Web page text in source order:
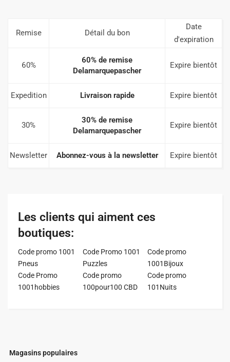
Magasins populaires
Remise Détail du bon
Date
d'expiration
60%
60% de remise
Delamarquepascher
Expire bientôt
Expedition Livraison rapide Expire bientôt
30%
30% de remise
Delamarquepascher
Expire bientôt
Newsletter Abonnez-vous à la newsletter Expire bientôt
Les clients qui aiment ces
boutiques:
Code promo 1001
Pneus
Code Promo 1001
Puzzles
Code promo
1001Bijoux
Code Promo
1001hobbies
Code promo
100pour100 CBD
Code promo
101Nuits